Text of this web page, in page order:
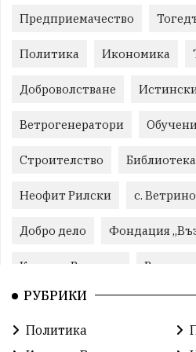
Предприемачество
Политика Икономика
Доброволстване
Ветрогенератори
Строителство Библиотека
Неофит Рилски с. Ветрино
Добро дело Фондация
Красиво Ветрино Развитие
Фондация Въздигане
Автосъбитие Празници
РУБРИКИ
Политика